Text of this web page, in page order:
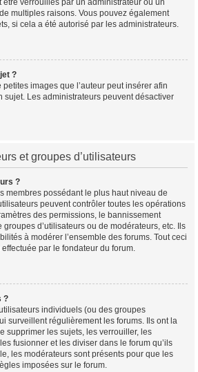
verrouillés par un administrateur ou un
multiples raisons. Vous pouvez également
si cela a été autorisé par les administrateurs.
?
images que l’auteur peut insérer afin
sujet. Les administrateurs peuvent désactiver
et groupes d’utilisateurs
?
membres possédant le plus haut niveau de
peuvent contrôler toutes les opérations
des permissions, le bannissement
groupes d’utilisateurs ou de modérateurs, etc. Ils
à modérer l’ensemble des forums. Tout ceci
par le fondateur du forum.
?
individuels (ou des groupes
surveillent régulièrement les forums. Ils ont la
supprimer les sujets, les verrouiller, les
fusionner et les diviser dans le forum qu’ils
les modérateurs sont présents pour que les
imposées sur le forum.